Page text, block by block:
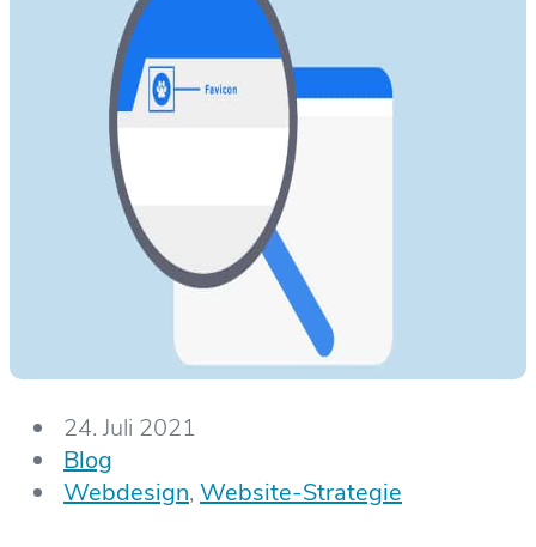
24. Juli 2021
Blog
Webdesign, Website-Strategie